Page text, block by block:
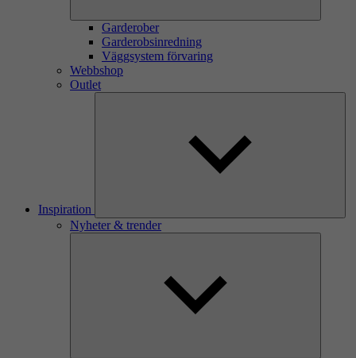
Garderober
Garderobsinredning
Väggsystem förvaring
Webbshop
Outlet
Inspiration
Nyheter & trender